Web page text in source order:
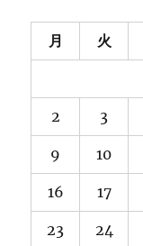
月 火
2 3
9 10
16 17
23 24